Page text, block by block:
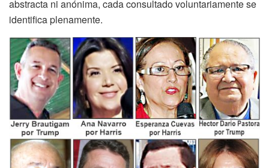
abstracta ni anónima, cada consultado voluntariamente se
identifica plenamente.